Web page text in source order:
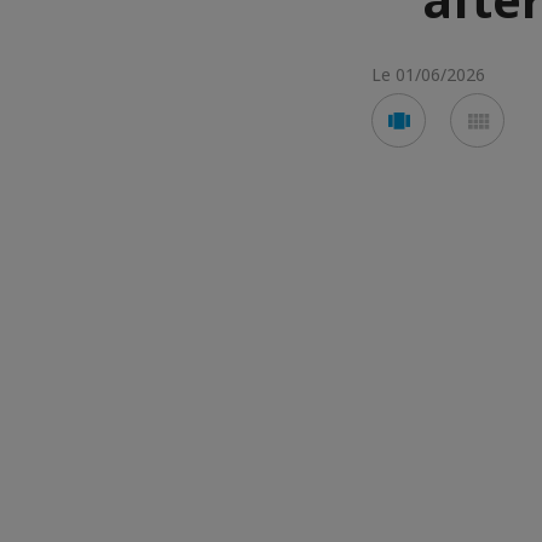
Le 01/06/2026
Voir
en
en